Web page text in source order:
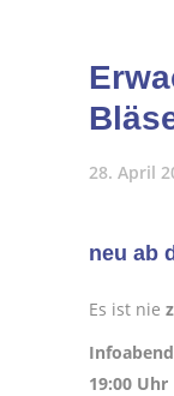
28. April
neu ab
Es ist nie
Infoabend
19:00 Uhr